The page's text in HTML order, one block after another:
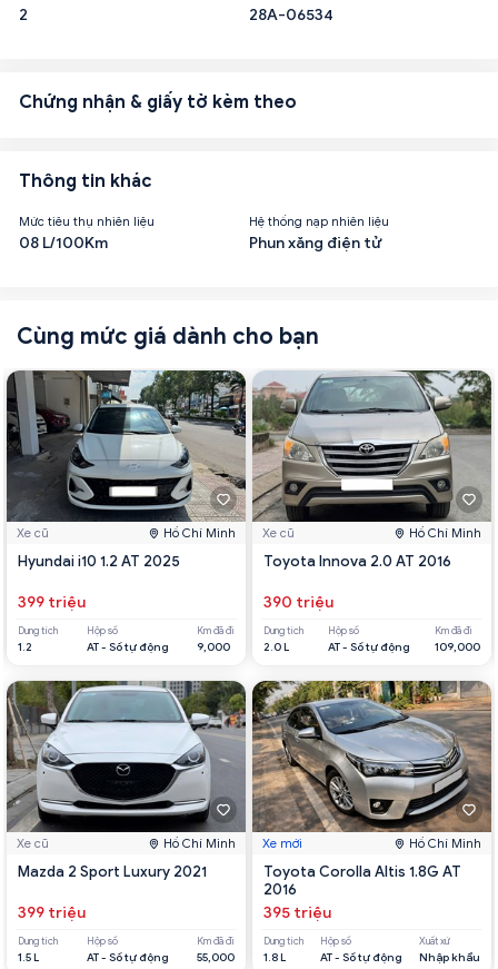
2 28A-06534
Chứng nhận & giấy tờ kèm theo
Thông tin khác
Mức tiêu thụ nhiên liệu
08 L/100Km
Hệ thống nạp nhiên liệu
Phun xăng điện tử
Cùng mức giá dành cho bạn
Xe cũ Hồ Chí Minh
Hyundai i10 1.2 AT 2025
399 triệu
Dung tích
1.2
Hộp số
AT - Số tự động
Km đã đi
9,000
Xe cũ Hồ Chí Minh
Mazda 2 Sport Luxury 2021
399 triệu
Dung tích
1.5 L
Hộp số
AT - Số tự động
Km đã đi
55,000
Xe cũ Hồ Chí Minh
Toyota Innova 2.0 AT 2016
390 triệu
Dung tích
2.0 L
Hộp số
AT - Số tự động
Km đã đi
109,000
Xe mới Hồ Chí Minh
Toyota Corolla Altis 1.8G AT
2016
395 triệu
Dung tích
1.8 L
Hộp số
AT - Số tự động
Xuất xứ
Nhập khẩu